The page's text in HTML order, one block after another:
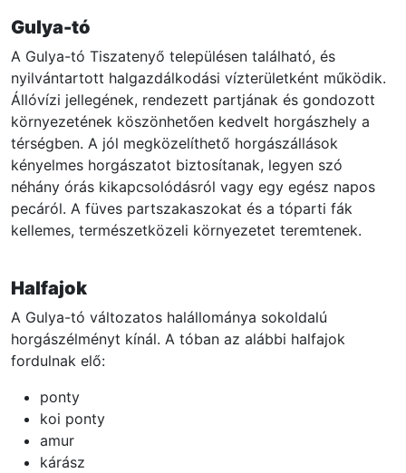
Gulya-tó
A Gulya-tó Tiszatenyő településen található, és
nyilvántartott halgazdálkodási vízterületként működik.
Állóvízi jellegének, rendezett partjának és gondozott
környezetének köszönhetően kedvelt horgászhely a
térségben. A jól megközelíthető horgászállások
kényelmes horgászatot biztosítanak, legyen szó
néhány órás kikapcsolódásról vagy egy egész napos
pecáról. A füves partszakaszokat és a tóparti fák
kellemes, természetközeli környezetet teremtenek.
Halfajok
A Gulya-tó változatos halállománya sokoldalú
horgászélményt kínál. A tóban az alábbi halfajok
fordulnak elő:
ponty
koi ponty
amur
kárász